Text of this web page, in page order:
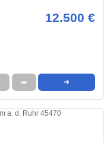
12.500 €
➦ ➜